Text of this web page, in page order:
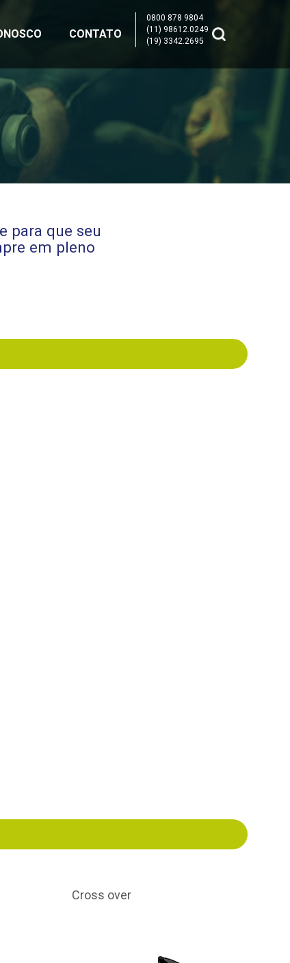
CONTATO
0800 878 9804
(11) 98612.0249
(19) 3342.2695
para que seu
em pleno
Cross over